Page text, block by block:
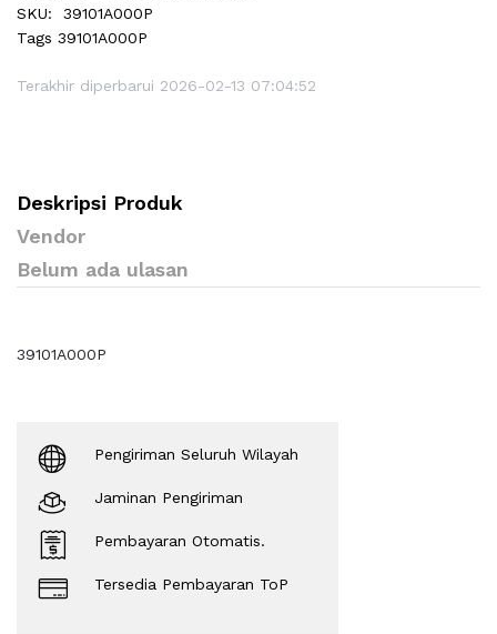
SKU:
39101A000P
Tags 39101A000P
Terakhir diperbarui 2026-02-13 07:04:52
Deskripsi Produk
Vendor
Belum ada ulasan
39101A000P
Pengiriman Seluruh Wilayah
Jaminan Pengiriman
Pembayaran Otomatis.
Tersedia Pembayaran ToP